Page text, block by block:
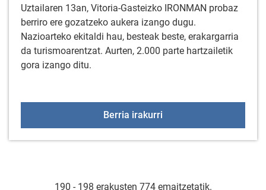
Uztailaren 13an, Vitoria-Gasteizko IRONMAN probaz
berriro ere gozatzeko aukera izango dugu.
Nazioarteko ekitaldi hau, besteak beste, erakargarria
da turismoarentzat. Aurten, 2.000 parte hartzailetik
gora izango ditu.
Berria irakurri
190 - 198 erakusten 774 emaitzetatik.